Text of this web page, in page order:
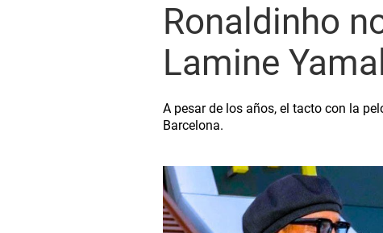
Ronaldinho
Lamine
A pesar de los años, el tacto con la
Barcelona.